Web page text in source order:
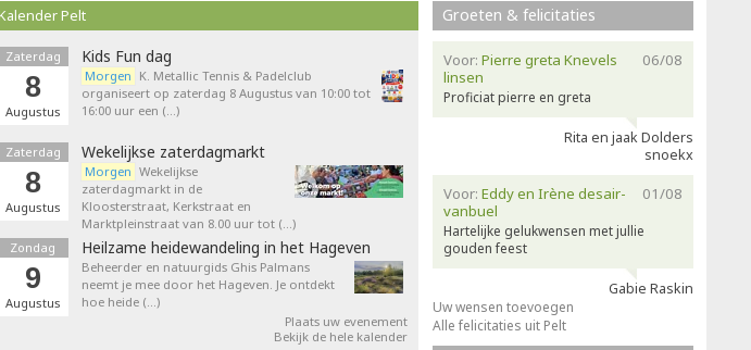
Pelt
Zaterdag
8
Augustus
Kids Fun dag
Morgen K. Metallic Tennis & Padelclub
organiseert op zaterdag 8 Augustus van 10:00 tot
16:00 uur een (…)
Zaterdag
8
Augustus
Wekelijkse zaterdagmarkt
Morgen Wekelijkse
zaterdagmarkt in de
Kloosterstraat, Kerkstraat en
Marktpleinstraat van 8.00 uur tot (…)
Zondag
9
Augustus
Heilzame heidewandeling in het Hageven
Beheerder en natuurgids Ghis Palmans
neemt je mee door het Hageven. Je ontdekt
hoe heide (…)
Plaats uw evenement
Bekijk de hele kalender
Groeten & felicitaties
06/08
Voor: Pierre greta Knevels
linsen
Proficiat pierre en greta
Rita en jaak Dolders
snoekx
01/08
Voor: Eddy en Irène desair-
vanbuel
Hartelijke gelukwensen met jullie
gouden feest
Gabie Raskin
Uw wensen toevoegen
Alle felicitaties uit Pelt